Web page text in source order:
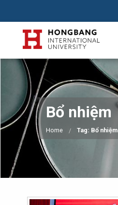
Bổ nhiệm
Home Tag: Bổ nhiệm